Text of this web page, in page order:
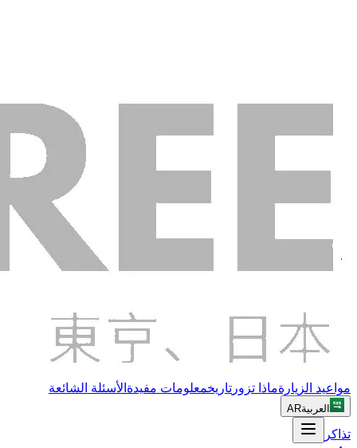
مواعيد الزيارةماذا تزور تاريخمعلومات مفيدة الأسئلة الشائعة
العربيةAR
تذاكر